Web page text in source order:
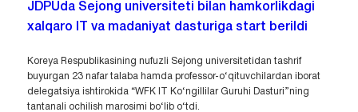
JDPUda Sejong universiteti bilan hamkorlikdagi
xalqaro IT va madaniyat dasturiga start berildi
Koreya Respublikasining nufuzli Sejong universitetidan tashrif
buyurgan 23 nafar talaba hamda professor-o‘qituvchilardan iborat
delegatsiya ishtirokida “WFK IT Ko‘ngillilar Guruhi Dasturi”ning
tantanali ochilish marosimi bo‘lib o‘tdi.